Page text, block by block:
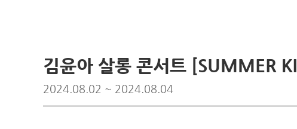
김윤아 살롱 콘서트 [SUMMER
2024.08.02 ~ 2024.08.04